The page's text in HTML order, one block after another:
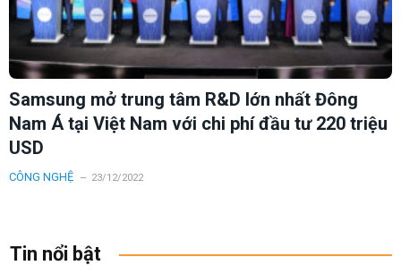
Samsung mở trung tâm R&D lớn nhất Đông
Nam Á tại Việt Nam với chi phí đầu tư 220 triệu
USD
CÔNG NGHỆ 23/12/2022
Tin nổi bật